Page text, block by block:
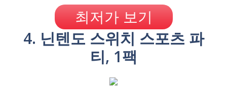
최저가 보기
4. 닌텐도 스위치 스포츠 파
티, 1팩